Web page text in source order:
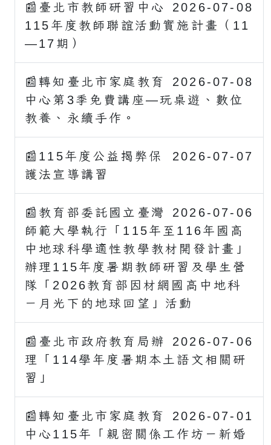
2026-07-08
📰臺北市教師研習中心
115年度教師聯誼活動實施計畫（11
—17期）
2026-07-08
📰轉知臺北市家庭教育
中心第3季免費講座—玩桌遊、數位
教養、永續手作。
2026-07-07
📰115年度公益揭弊保
護法宣導講習
2026-07-06
📰教育部委託國立臺灣
師範大學執行「115年至116年國高
中地球科學適性教學教材開發計畫」
辦理115年度暑期教師研習及學生營
隊「2026教育部因材網國高中地科
－月光下的地球回望」活動
2026-07-06
📰臺北市政府教育局辦
理「114學年度暑期本土語文相關研
習」
2026-07-01
📰轉知臺北市家庭教育
中心115年「親密關係工作坊－新婚